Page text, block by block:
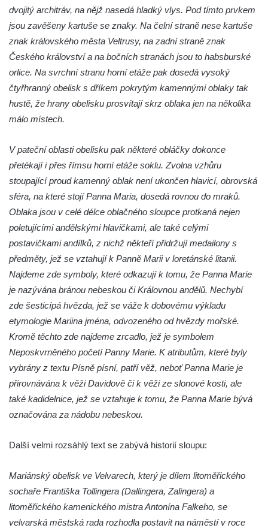
Zákupech
Sloup s (chybějící) sochou sv. Jana
Nepomuckého u Bredovského letohrádku
Sloup s kaplicí (boží muka) u Rynoltic
Sloup s kaplicí (boží muka) v Jablonném v
Podještědí – Markvarticích
Sloup s kaplicí (boží muka) ve Lvové
Sloup Panny Marie v Okrouhlické ulici v
Mimoni
Sloup se sochou Anny Samotřetí v Hrádku
nad Nisou
Sloup Panny Marie v Bělé pod Bezdězem
Sloup s kaplicí (boží muka) u Hvězdy
Sloup s kaplicí (boží muka) v Kyjích
Sloup Panny Marie v Třebechovicích pod
Orebem
Sloup Nejsvětější Trojice v Třebechovicích
pod Orebem
Sloup s kaplicí (boží muka) Kamenická
Nová Víska
Sloup svatého Floriana v Potštejně
Jizerou
Sloup Panny Marie v Lomnici nad Popelkou
Sloup Panny Marie v Novém Bydžově
Sloup (pilíř) Panny Marie v Jezvé
dvojitý architráv, na nějž nasedá hladký vlys. Pod tímto prvkem
jsou zavěšeny kartuše se znaky. Na čelní straně nese kartuše
znak královského města Veltrusy, na zadní straně znak
Českého království a na bočních stranách jsou to habsburské
orlice. Na svrchní stranu horní etáže pak dosedá vysoký
čtyřhranný obelisk s dříkem pokrytým kamennými oblaky tak
hustě, že hrany obelisku prosvítají skrz oblaka jen na několika
málo místech.
V pateční oblasti obelisku pak některé obláčky dokonce
přetékají i přes římsu horní etáže soklu. Zvolna vzhůru
stoupající proud kamenný oblak není ukončen hlavicí, obrovská
sféra, na které stojí Panna Maria, dosedá rovnou do mraků.
Oblaka jsou v celé délce oblačného sloupce protkaná nejen
poletujícími andělskými hlavičkami, ale také celými
postavičkami andílků, z nichž někteří přidržují medailony s
předměty, jež se vztahují k Panně Marii v loretánské litanii.
Najdeme zde symboly, které odkazují k tomu, že Panna Marie
je nazývána bránou nebeskou či Královnou andělů. Nechybí
zde šesticípá hvězda, jež se váže k dobovému výkladu
etymologie Mariina jména, odvozeného od hvězdy mořské.
Kromě těchto zde najdeme zrcadlo, jež je symbolem
Neposkvrněného početí Panny Marie. K atributům, které byly
vybrány z textu Písně písní, patří věž, neboť Panna Marie je
přirovnávána k věži Davidově či k věži ze slonové kosti, ale
také kadidelnice, jež se vztahuje k tomu, že Panna Marie bývá
označována za nádobu nebeskou.
Další velmi rozsáhlý text se zabývá historií sloupu:
Mariánský obelisk ve Velvarech, který je dílem litoměřického
sochaře Františka Tollingera (Dallingera, Zalingera) a
litoměřického kamenického mistra Antonína Falkeho, se
velvarská městská rada rozhodla postavit na náměstí v roce